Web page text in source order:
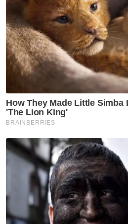
Batalion Kedua Rejimen
sebelum Ramli diarak
Ramli turut
jawatan dalam majlis
disaksikan oleh Rozana